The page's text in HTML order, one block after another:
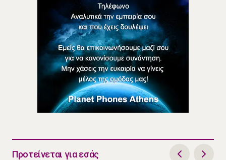
Προτείνεται για εσάς